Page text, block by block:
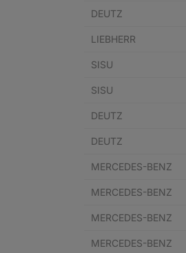
DEUTZ
LIEBHERR
SISU
SISU
DEUTZ
DEUTZ
MERCEDES-BENZ
MERCEDES-BENZ
MERCEDES-BENZ
MERCEDES-BENZ